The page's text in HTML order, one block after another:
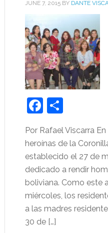
JUNE 7, 2015BY DANTE
Facebook
Share
Por Rafael Viscarra
heroínas de la
establecido el 27 de
dedicado a rendir
boliviana. Como este
miércoles, los
a las madres
30 de […]